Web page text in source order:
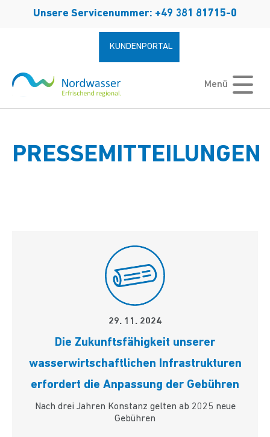
Unsere Servicenummer: +49 381 81715-0
KUNDENPORTAL
Menü
PRESSEMITTEILUNGEN
29. 11. 2024
Die Zukunftsfähigkeit unserer
wasserwirtschaftlichen Infrastrukturen
erfordert die Anpassung der Gebühren
Nach drei Jahren Konstanz gelten ab 2025 neue
Gebühren